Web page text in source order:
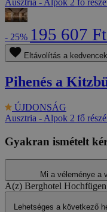
Ausztria - Alpok 2 fő
- 25% 195 607 Ft
Eltávolítás a
Pihenés a
ÚJDONSÁG
Ausztria - Alpok 2 fő
Gyakran ismételt
Mi a véleménye a
A(z) Berghotel
Lehetséges a következő